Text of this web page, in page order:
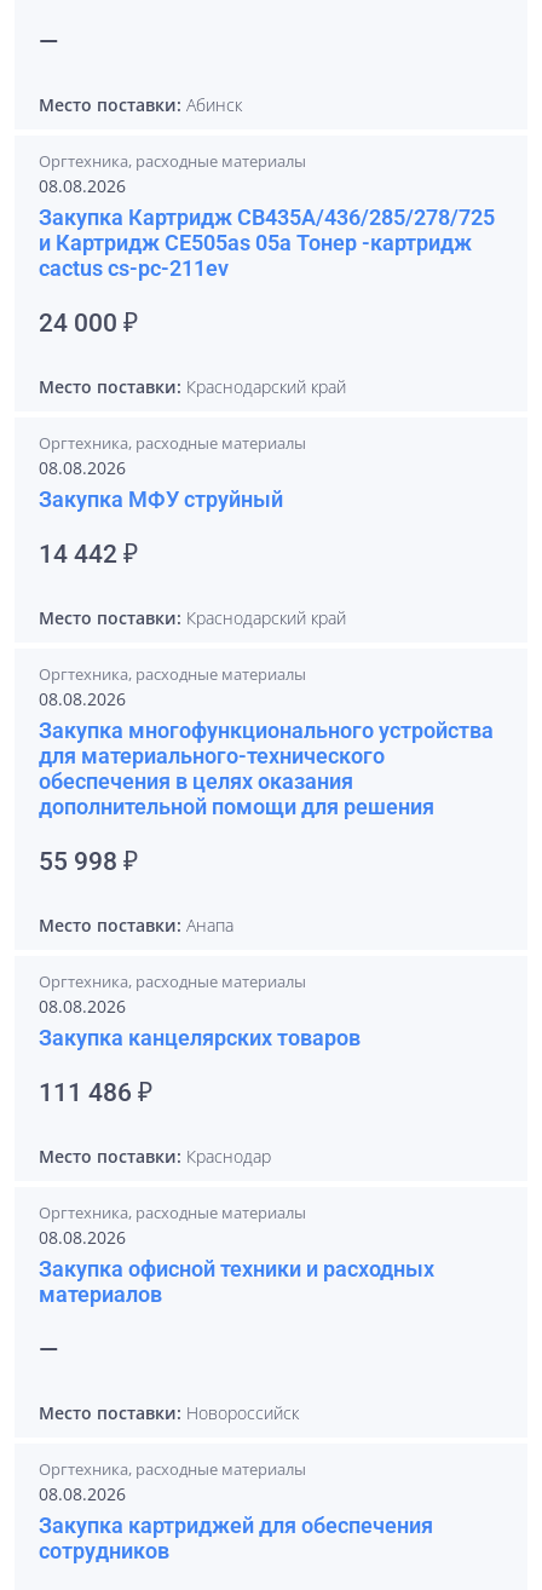
—
Место поставки: Абинск
Оргтехника, расходные материалы
08.08.2026
Закупка Картридж СВ435А/436/285/278/725
и Картридж СЕ505as 05a Тонер -картридж
cactus cs-pc-211ev
24 000 ₽
Место поставки: Краснодарский край
Оргтехника, расходные материалы
08.08.2026
Закупка МФУ струйный
14 442 ₽
Место поставки: Краснодарский край
Оргтехника, расходные материалы
08.08.2026
Закупка многофункционального устройства
для материального-технического
обеспечения в целях оказания
дополнительной помощи для решения
55 998 ₽
Место поставки: Анапа
Оргтехника, расходные материалы
08.08.2026
Закупка канцелярских товаров
111 486 ₽
Место поставки: Краснодар
Оргтехника, расходные материалы
08.08.2026
Закупка офисной техники и расходных
материалов
—
Место поставки: Новороссийск
Оргтехника, расходные материалы
08.08.2026
Закупка картриджей для обеспечения
сотрудников